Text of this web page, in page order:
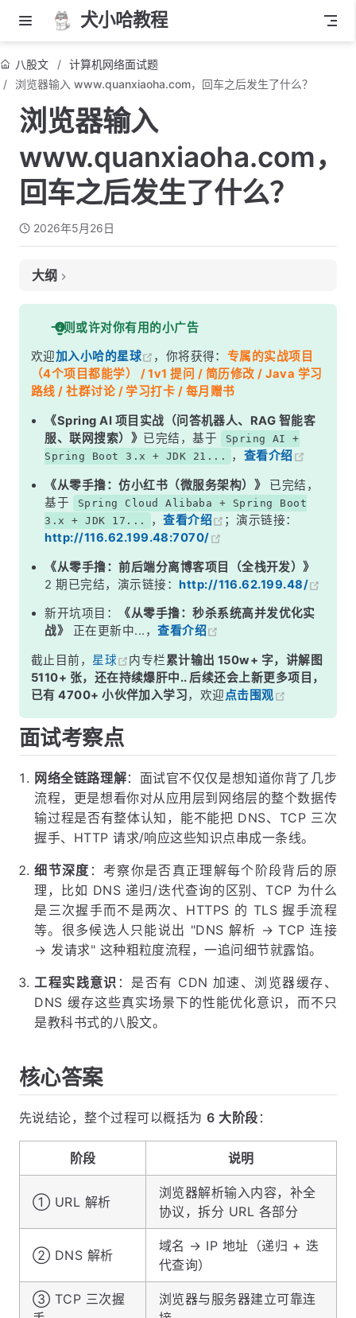
犬小哈教程
八股文
计算机网络面试题
浏览器输入 www.quanxiaoha.com，回车之后发生了什么？
浏览器输入
www.quanxiaoha.com，
回车之后发生了什么？
2026年5月26日
大纲
面试考察点
核心答案
深度解析
一、URL 解析
二、DNS 解析
三、TCP 三次握手
五、发送 HTTP 请求 &amp; 接收响应
六、浏览器渲染
常见面试变体
记忆口诀
总结
一则或许对你有用的小广告
欢迎加入小哈的星球 ，你将获得： 专属的实战项目
（4个项目都能学） / 1v1 提问 / 简历修改 / Java 学习
路线 / 社群讨论 / 学习打卡 / 每月赠书
《Spring AI 项目实战（问答机器人、RAG 智能客
服、联网搜索）》 已完结，基于
Spring AI +
Spring Boot 3.x + JDK 21...
， 查看介绍
《从零手撸：仿小红书（微服务架构）》
已完结，
基于
Spring Cloud Alibaba + Spring Boot
3.x + JDK 17...
，查看介绍
；演示链接：
http://116.62.199.48:7070/
《从零手撸：前后端分离博客项目（全栈开发）》
2 期已完结，演示链接：http://116.62.199.48/
新开坑项目：
《从零手撸：秒杀系统高并发优化实
战》
正在更新中...，查看介绍
截止目前， 星球 内专栏累计输出 150w+ 字，讲解图
5110+ 张，还在持续爆肝中.. 后续还会上新更多项目，
已有 4700+ 小伙伴加入学习，欢迎点击围观
面试考察点
网络全链路理解：面试官不仅仅是想知道你背了几步
流程，更是想看你对从应用层到网络层的整个数据传
输过程是否有整体认知，能不能把 DNS、TCP 三次
握手、HTTP 请求/响应这些知识点串成一条线。
细节深度 ：考察你是否真正理解每个阶段背后的原
理，比如 DNS 递归/迭代查询的区别、TCP 为什么
是三次握手而不是两次、HTTPS 的 TLS 握手流程
等。很多候选人只能说出 "DNS 解析 → TCP 连接
→ 发请求" 这种粗粒度流程，一追问细节就露馅。
工程实践意识 ：是否有 CDN 加速、浏览器缓存、
DNS 缓存这些真实场景下的性能优化意识，而不只
是教科书式的八股文。
核心答案
先说结论，整个过程可以概括为6 大阶段 ：
阶段 说明
① URL 解析
浏览器解析输入内容，补全
协议，拆分 URL 各部分
② DNS 解析
域名 → IP 地址（递归 + 迭
代查询）
③ TCP 三次握
浏览器与服务器建立可靠连